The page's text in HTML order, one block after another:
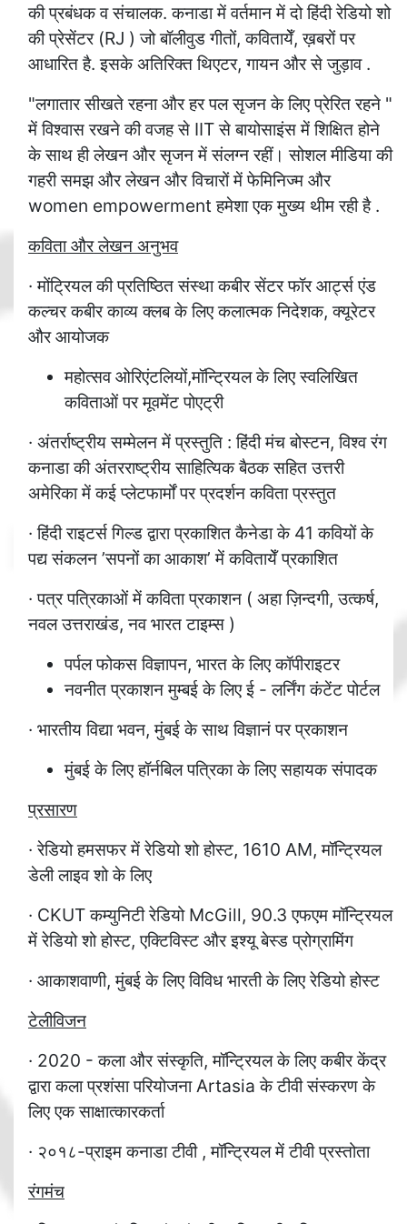
की प्रबंधक व संचालक. कनाडा में वर्तमान में दो हिंदी रेडियो शो
की प्रेसेंटर (RJ ) जो बॉलीवुड गीतों, कवितायेँ, ख़बरों पर
आधारित है. इसके अतिरिक्त थिएटर, गायन और से जुड़ाव .
"लगातार सीखते रहना और हर पल सृजन के लिए प्रेरित रहने "
में विश्वास रखने की वजह से IIT से बायोसाइंस में शिक्षित होने
के साथ ही लेखन और सृजन में संलग्न रहीं। सोशल मीडिया की
गहरी समझ और लेखन और विचारों में फेमिनिज्म और
women empowerment हमेशा एक मुख्य थीम रही है .
कविता और लेखन अनुभव
· मोंट्रियल की प्रतिष्ठित संस्था कबीर सेंटर फॉर आर्ट्स एंड
कल्चर कबीर काव्य क्लब के लिए कलात्मक निदेशक, क्यूरेटर
और आयोजक
महोत्सव ओरिएंटलियों,मॉन्ट्रियल के लिए स्वलिखित
कविताओं पर मूवमेंट पोएट्री
· अंतर्राष्ट्रीय सम्मेलन में प्रस्तुति : हिंदी मंच बोस्टन, विश्व रंग
कनाडा की अंतरराष्ट्रीय साहित्यिक बैठक सहित उत्तरी
अमेरिका में कई प्लेटफार्मों पर प्रदर्शन कविता प्रस्तुत
· हिंदी राइटर्स गिल्ड द्वारा प्रकाशित कैनेडा के 41 कवियों के
पद्य संकलन ’सपनों का आकाश’ में कवितायेँ प्रकाशित
· पत्र पत्रिकाओं में कविता प्रकाशन ( अहा ज़िन्दगी, उत्कर्ष,
नवल उत्तराखंड, नव भारत टाइम्स )
पर्पल फोकस विज्ञापन, भारत के लिए कॉपीराइटर
नवनीत प्रकाशन मुम्बई के लिए ई - लर्निंग कंटेंट पोर्टल
· भारतीय विद्या भवन, मुंबई के साथ विज्ञानं पर प्रकाशन
मुंबई के लिए हॉर्नबिल पत्रिका के लिए सहायक संपादक
प्रसारण
· रेडियो हमसफर में रेडियो शो होस्ट, 1610 AM, मॉन्ट्रियल
डेली लाइव शो के लिए
· CKUT कम्युनिटी रेडियो McGill, 90.3 एफएम मॉन्ट्रियल
में रेडियो शो होस्ट, एक्टिविस्ट और इश्यू बेस्ड प्रोग्रामिंग
· आकाशवाणी, मुंबई के लिए विविध भारती के लिए रेडियो होस्ट
टेलीविजन
· 2020 - कला और संस्कृति, मॉन्ट्रियल के लिए कबीर केंद्र
द्वारा कला प्रशंसा परियोजना Artasia के टीवी संस्करण के
लिए एक साक्षात्कारकर्ता
· २०१८-प्राइम कनाडा टीवी , मॉन्ट्रियल में टीवी प्रस्तोता
रंगमंच